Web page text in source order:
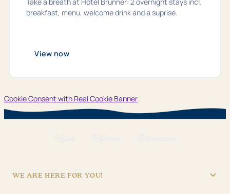
breakfast, menu, welcome drink and a suprise.
View now
Cookie Consent with Real Cookie Banner
WE ARE HERE FOR YOU!